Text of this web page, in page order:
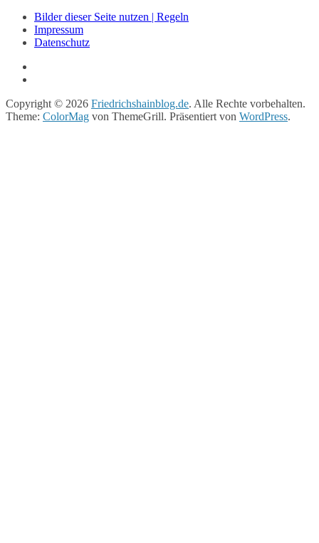
Bilder dieser Seite nutzen | Regeln
Impressum
Datenschutz
Copyright © 2026 Friedrichshainblog.de. Alle Rechte vorbehalten.
Theme: ColorMag von ThemeGrill. Präsentiert von WordPress.